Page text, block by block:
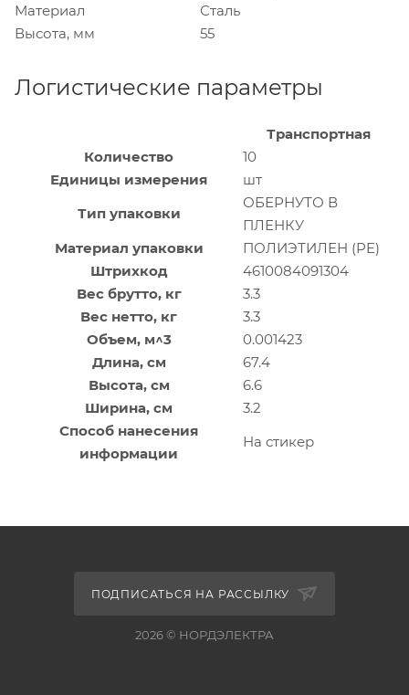
Материал
Сталь
Высота, мм
55
Логистические параметры
Транспортная
Количество
10
Единицы измерения
шт
Тип упаковки
ОБЕРНУТО В
ПЛЕНКУ
Материал упаковки
ПОЛИЭТИЛЕН (PE)
Штрихкод
4610084091304
Вес брутто, кг
3.3
Вес нетто, кг
3.3
Объем, м^3
0.001423
Длина, см
67.4
Высота, см
6.6
Ширина, см
3.2
Способ нанесения
информации
На стикер
ПОДПИСАТЬСЯ НА РАССЫЛКУ
2026 © НОРДЭЛЕКТРА